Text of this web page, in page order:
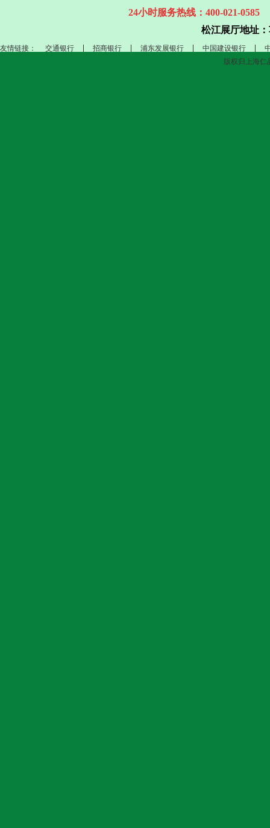
24小时服务热线：400-021-0585
松江展厅地址：
友情链接： 交通银行 招商银行 浦东发展银行 中国建设银行
版权归上海